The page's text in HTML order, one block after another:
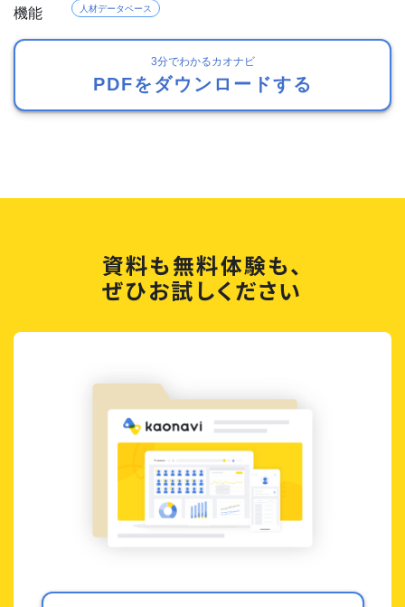
機能 人材データベース
3分でわかるカオナビ
PDFをダウンロードする
資料も無料体験も、
ぜひお試しください